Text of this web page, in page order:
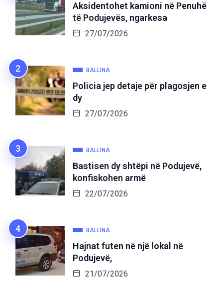
Aksidentohet kamioni në Penuhë
të Podujevës, ngarkesa
27/07/2026
BALLINA
Policia jep detaje për plagosjen e
dy
27/07/2026
BALLINA
Bastisen dy shtëpi në Podujevë,
konfiskohen armë
22/07/2026
BALLINA
Hajnat futen në një lokal në
Podujevë,
21/07/2026